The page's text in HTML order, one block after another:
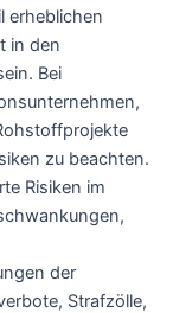
erheblichen
in den
Bei
zu beachten.
Risiken im
der
Strafzölle,